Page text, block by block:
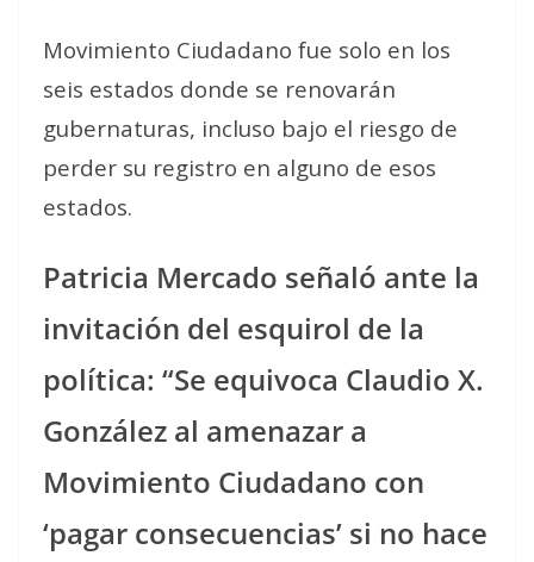
Movimiento Ciudadano fue solo en los
seis estados donde se renovarán
gubernaturas, incluso bajo el riesgo de
perder su registro en alguno de esos
estados.
Patricia Mercado señaló ante la
invitación del esquirol de la
política: “Se equivoca Claudio X.
González al amenazar a
Movimiento Ciudadano con
‘pagar consecuencias’ si no hace